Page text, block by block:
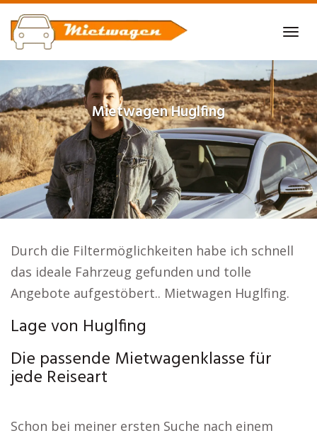
Skip
to
main
content
MietwagenHuglfing
Durch die Filtermöglichkeiten habe ich schnell
das ideale Fahrzeug gefunden und tolle
Angebote aufgestöbert.. Mietwagen Huglfing.
Lage von Huglfing
Die passende Mietwagenklasse für
jede Reiseart
Schon bei meiner ersten Suche nach einem